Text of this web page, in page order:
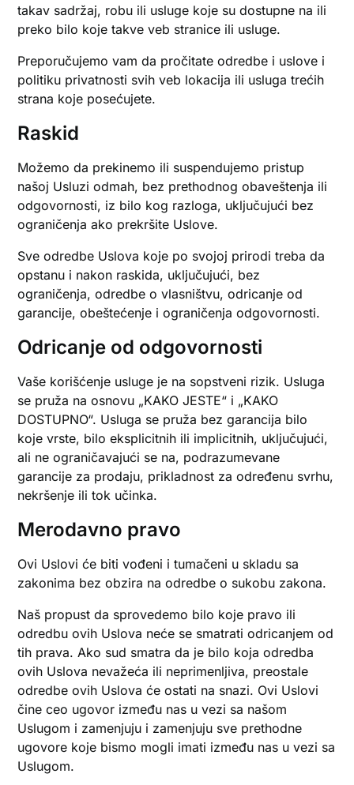
takav sadržaj, robu ili usluge koje su dostupne na ili
preko bilo koje takve veb stranice ili usluge.
Preporučujemo vam da pročitate odredbe i uslove i
politiku privatnosti svih veb lokacija ili usluga trećih
strana koje posećujete.
Raskid
Možemo da prekinemo ili suspendujemo pristup
našoj Usluzi odmah, bez prethodnog obaveštenja ili
odgovornosti, iz bilo kog razloga, uključujući bez
ograničenja ako prekršite Uslove.
Sve odredbe Uslova koje po svojoj prirodi treba da
opstanu i nakon raskida, uključujući, bez
ograničenja, odredbe o vlasništvu, odricanje od
garancije, obeštećenje i ograničenja odgovornosti.
Odricanje od odgovornosti
Vaše korišćenje usluge je na sopstveni rizik. Usluga
se pruža na osnovu „KAKO JESTE“ i „KAKO
DOSTUPNO“. Usluga se pruža bez garancija bilo
koje vrste, bilo eksplicitnih ili implicitnih, uključujući,
ali ne ograničavajući se na, podrazumevane
garancije za prodaju, prikladnost za određenu svrhu,
nekršenje ili tok učinka.
Merodavno pravo
Ovi Uslovi će biti vođeni i tumačeni u skladu sa
zakonima bez obzira na odredbe o sukobu zakona.
Naš propust da sprovedemo bilo koje pravo ili
odredbu ovih Uslova neće se smatrati odricanjem od
tih prava. Ako sud smatra da je bilo koja odredba
ovih Uslova nevažeća ili neprimenljiva, preostale
odredbe ovih Uslova će ostati na snazi. Ovi Uslovi
čine ceo ugovor između nas u vezi sa našom
Uslugom i zamenjuju i zamenjuju sve prethodne
ugovore koje bismo mogli imati između nas u vezi sa
Uslugom.